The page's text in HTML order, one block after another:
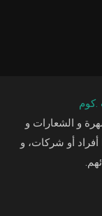
و الشعارات و
أفراد أو شركات، و